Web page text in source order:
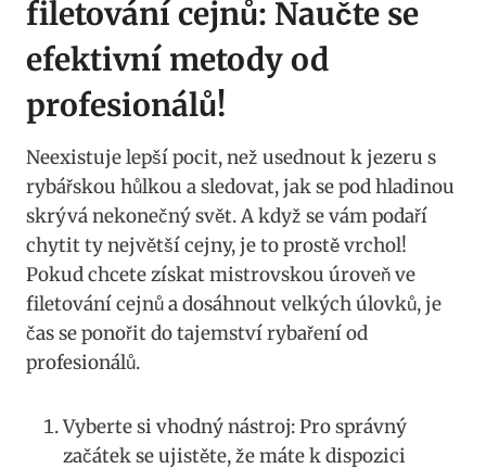
filetování cejnů: Naučte se
efektivní metody od
profesionálů!
Neexistuje lepší pocit, než usednout k jezeru s
rybářskou hůlkou a sledovat, jak se pod hladinou
skrývá nekonečný svět. A když se vám podaří
chytit ty největší cejny, je to prostě vrchol!
Pokud chcete získat mistrovskou úroveň ve
filetování cejnů a dosáhnout velkých úlovků, je
čas se ponořit do tajemství rybaření od
profesionálů.
Vyberte si vhodný nástroj: Pro správný
začátek se ujistěte, že máte k dispozici